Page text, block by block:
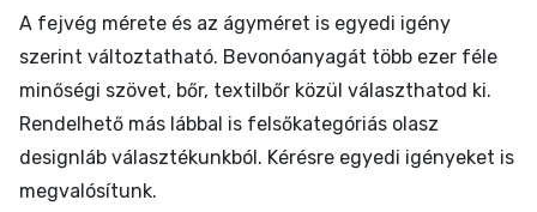
A fejvég mérete és az ágyméret is egyedi igény
szerint változtatható. Bevonóanyagát több ezer féle
minőségi szövet, bőr, textilbőr közül választhatod ki.
Rendelhető más lábbal is felsőkategóriás olasz
designláb választékunkból. Kérésre egyedi igényeket is
megvalósítunk.